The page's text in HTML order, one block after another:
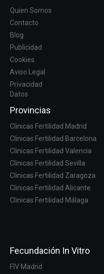
Quien Somos
Contacto
Blog
Publicidad
Cookies
Aviso Legal
Privacidad
Datos
Provincias
Clinicas Fertilidad Madrid
Clinicas Fertilidad Barcelona
Clinicas Fertilidad Valencia
Clinicas Fertilidad Sevilla
Clinicas Fertilidad Zaragoza
Clinicas Fertilidad Alicante
Clinicas Fertilidad Málaga
Fecundación In Vitro
FIV Madrid